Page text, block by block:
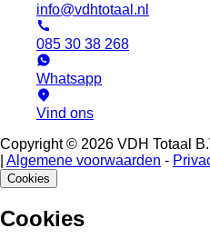
info@vdhtotaal.nl
085 30 38 268
Whatsapp
Vind ons
Copyright © 2026 VDH Totaal
Algemene voorwaarden -
Cookies
Cookies